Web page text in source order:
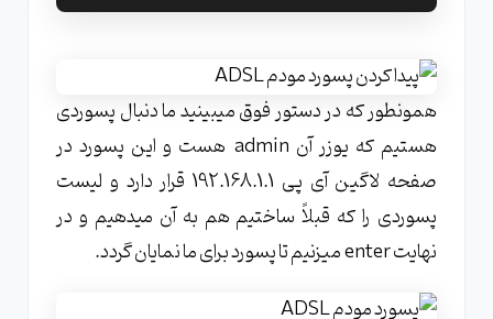
همونطور که در دستور فوق میبینید ما دنبال پسوردی
هستیم که یوزر آن admin هست و این پسورد در
صفحه لاگین آی پی 192.168.1.1 قرار دارد و لیست
پسوردی را که قبلاً ساختیم هم به آن میدهیم و در
نهایت enter میزنیم تا پسورد برای ما نمایان گردد.